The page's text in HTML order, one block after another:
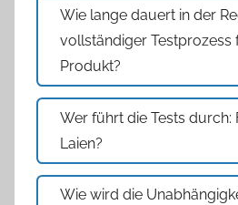
Wie lange dauert in der
vollständiger Testprozess
Produkt?
Wer führt die Tests durch:
Laien?
Wie wird die